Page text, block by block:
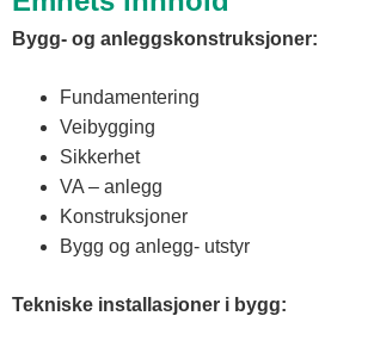
Bygg- og anleggskonstruksjoner:
Fundamentering
Veibygging
Sikkerhet
VA – anlegg
Konstruksjoner
Bygg og anlegg- utstyr
Tekniske installasjoner i bygg: